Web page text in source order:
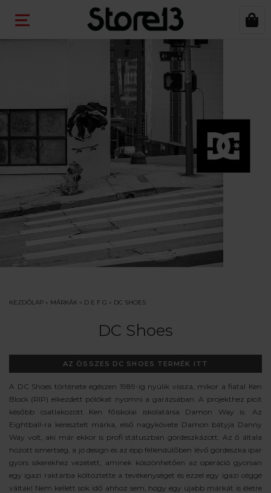
KEZDŐLAP » MÁRKÁK » D E F G » DC SHOES
DC Shoes
AZ ÖSSZES DC SHOES TERMÉK ITT
A DC Shoes története egészen 1989-ig nyúlik vissza, mikor a fiatal Ken
Block (RIP) elkezdett pólókat nyomni a garázsában. A projekthez picit
később csatlakozott Ken főiskolai iskolatársa Damon Way is. Az
Eightball-ra keresztelt márka, első nagykövete Damon bátyja Danny
Way volt, aki már ekkor is profi státuszban gördeszkázott. Az ő általa
hozott ismertség, a jó design és az épp fellendülőben lévő gördeszka ipar
gyors sikerekhez vezetett, aminek köszönhetően az operáció gyorsan
egy igazi raktárba költöztette a tevékenységet és ezzel egy igazi céggé
váltak! Nem kellett sok idő ahhoz sem, hogy egy újabb márkát is életre